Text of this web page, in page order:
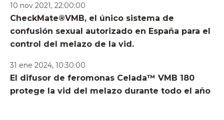
10 nov 2021, 22:00:00
CheckMate®VMB, el único sistema de
confusión sexual autorizado en España para el
control del melazo de la vid.
31 ene 2024, 10:30:00
El difusor de feromonas Celada™ VMB 180
protege la vid del melazo durante todo el año